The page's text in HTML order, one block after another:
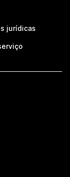
jurídicas